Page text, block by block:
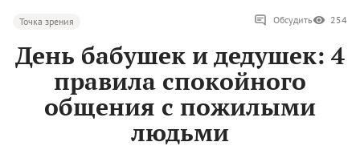
Точка зрения Обсудить 254
День бабушек и дедушек: 4
правила спокойного
общения с пожилыми
людьми